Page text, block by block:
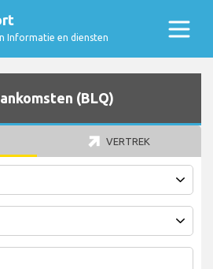
Informatie en diensten
(BLQ)
VERTREK